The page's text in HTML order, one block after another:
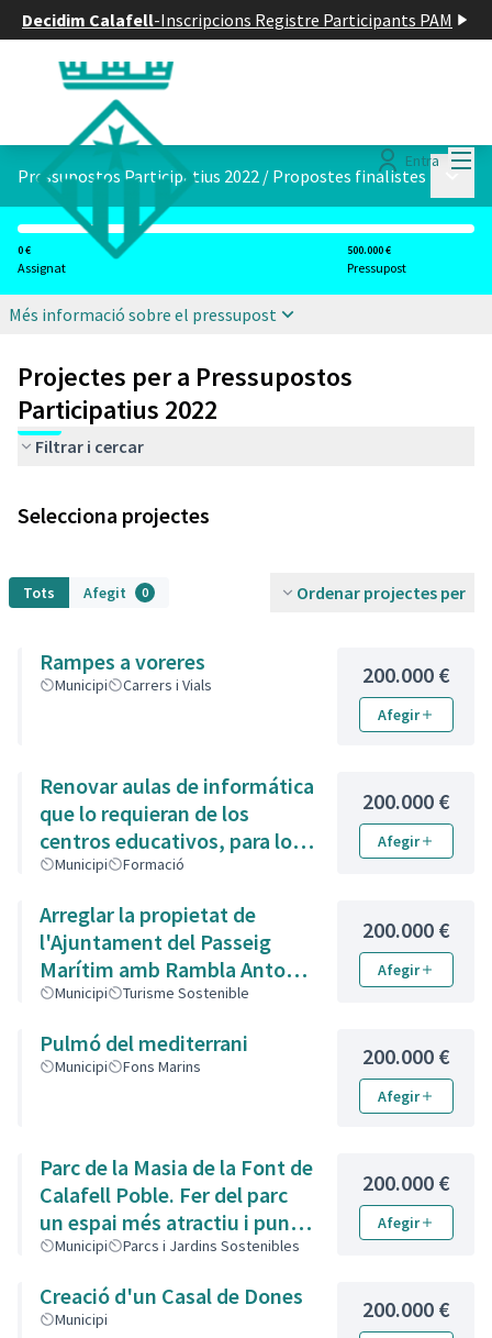
Decidim Calafell-Inscripcions Registre Participants PAM
Entra
Pressupostos Participatius 2022 / Propostes finalistes
0 €
Assignat
500.000 €
Pressupost
Més informació sobre el pressupost
Projectes per a Pressupostos
Participatius 2022
Filtrar i cercar
Selecciona projectes
Tots Afegit 0 Ordenar projectes per
Rampes a voreres
Municipi Carrers i Vials 200.000 €
Afegir
Renovar aulas de informática
que lo requieran de los
centros educativos, para los
alumnos y clases de adultos
Municipi Formació
200.000 €
Afegir
Arreglar la propietat de
l'Ajuntament del Passeig
Marítim amb Rambla Antoni
Artigas
Municipi Turisme Sostenible
200.000 €
Afegir
Pulmó del mediterrani
Municipi Fons Marins 200.000 €
Afegir
Parc de la Masia de la Font de
Calafell Poble. Fer del parc
un espai més atractiu i punt
de trobada per a les diferents
Municipi Parcs i Jardins Sostenibles
200.000 €
Afegir
Creació d'un Casal de Dones
Municipi 200.000 €